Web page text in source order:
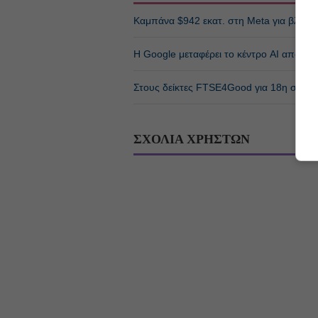
Καμπάνα $942 εκατ. στη Meta για
Η Google μεταφέρει το κέντρο AI από
Στους δείκτες FTSE4Good για 18η
ΣΧΟΛΙΑ ΧΡΗΣΤΩΝ